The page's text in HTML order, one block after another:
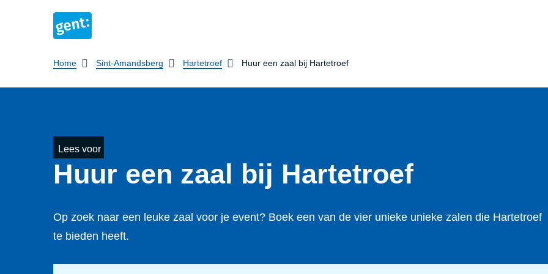
Breadcrumb
Home Sint-Amandsberg Hartetroef Huur een zaal bij Hartetroef
Lees voor
Huur een zaal bij Hartetroef
Op zoek naar een leuke zaal voor je event? Boek een van de vier unieke unieke zalen die Hartetroef
te bieden heeft.